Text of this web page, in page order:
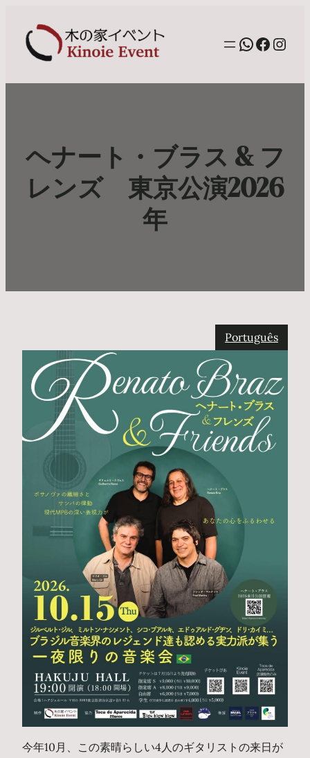
ヘナート・ブラス & フ
レンズ 東京公演2026
年
Português
今年10月、この素晴らしい4人のギタリストの来日が